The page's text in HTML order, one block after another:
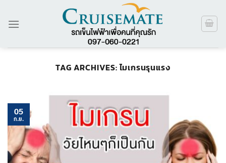
TAG ARCHIVES:ไมเกรนรุนแรง
05
ก.ย.